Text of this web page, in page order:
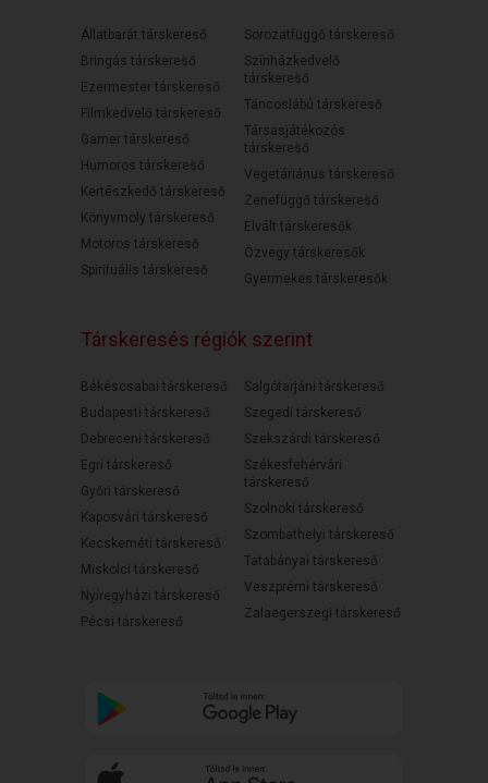
Állatbarát társkereső
Bringás társkereső
Ezermester társkereső
Filmkedvelő társkereső
Gamer társkereső
Humoros társkereső
Kertészkedő társkereső
Könyvmoly társkereső
Motoros társkereső
Spirituális társkereső
Sorozatfüggő társkereső
Színházkedvelő
társkereső
Táncoslábú társkereső
Társasjátékozós
társkereső
Vegetáriánus társkereső
Zenefüggő társkereső
Elvált társkeresők
Özvegy társkeresők
Gyermekes társkeresők
Társkeresés régiók szerint
Békéscsabai társkereső
Budapesti társkereső
Debreceni társkereső
Egri társkereső
Győri társkereső
Kaposvári társkereső
Kecskeméti társkereső
Miskolci társkereső
Nyíregyházi társkereső
Pécsi társkereső
Salgótarjáni társkereső
Szegedi társkereső
Szekszárdi társkereső
Székesfehérvári
társkereső
Szolnoki társkereső
Szombathelyi társkereső
Tatabányai társkereső
Veszprémi társkereső
Zalaegerszegi társkereső